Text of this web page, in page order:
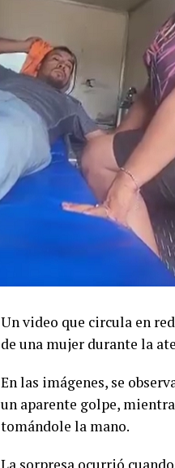
Un video que circula en
de una mujer durante la
En las imágenes, se
un aparente golpe,
tomándole la mano.